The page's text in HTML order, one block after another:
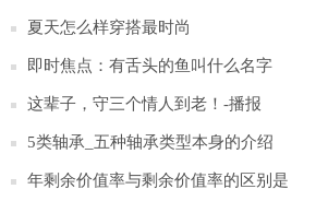
比例较小
夏天怎么样穿搭最时尚
即时焦点：有舌头的鱼叫什么名字
这辈子，守三个情人到老！-播报
5类轴承_五种轴承类型本身的介绍
年剩余价值率与剩余价值率的区别是